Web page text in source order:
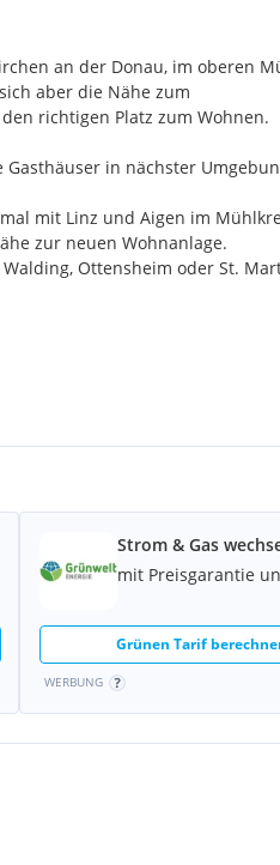
und Fehler vorbehalten.
an der Donau, im oberen
aber die Nähe zum
richtigen Platz zum Wohnen.
in nächster
mit Linz und Aigen im
zur neuen Wohnanlage.
Ottensheim oder St.
Strom & Gas
mit Preisgarantie
Grünen Tarif
WERBUNG